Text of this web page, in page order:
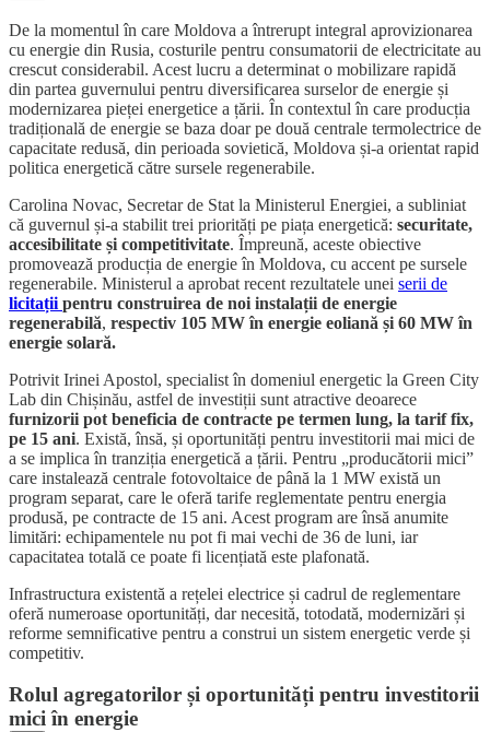
De la momentul în care Moldova a întrerupt integral aprovizionarea
cu energie din Rusia, costurile pentru consumatorii de electricitate au
crescut considerabil. Acest lucru a determinat o mobilizare rapidă
din partea guvernului pentru diversificarea surselor de energie și
modernizarea pieței energetice a țării. În contextul în care producția
tradițională de energie se baza doar pe două centrale termolectrice de
capacitate redusă, din perioada sovietică, Moldova și-a orientat rapid
politica energetică către sursele regenerabile.
Carolina Novac, Secretar de Stat la Ministerul Energiei, a subliniat
că guvernul și-a stabilit trei priorități pe piața energetică: securitate,
accesibilitate și competitivitate. Împreună, aceste obiective
promovează producția de energie în Moldova, cu accent pe sursele
regenerabile. Ministerul a aprobat recent rezultatele unei serii de
licitații pentru construirea de noi instalații de energie
regenerabilă, respectiv 105 MW în energie eoliană și 60 MW în
energie solară.
Potrivit Irinei Apostol, specialist în domeniul energetic la Green City
Lab din Chișinău, astfel de investiții sunt atractive deoarece
furnizorii pot beneficia de contracte pe termen lung, la tarif fix,
pe 15 ani. Există, însă, și oportunități pentru investitorii mai mici de
a se implica în tranziția energetică a țării. Pentru „producătorii mici”
care instalează centrale fotovoltaice de până la 1 MW există un
program separat, care le oferă tarife reglementate pentru energia
produsă, pe contracte de 15 ani. Acest program are însă anumite
limitări: echipamentele nu pot fi mai vechi de 36 de luni, iar
capacitatea totală ce poate fi licențiată este plafonată.
Infrastructura existentă a rețelei electrice și cadrul de reglementare
oferă numeroase oportunități, dar necesită, totodată, modernizări și
reforme semnificative pentru a construi un sistem energetic verde și
competitiv.
Rolul agregatorilor și oportunități pentru investitorii
mici în energie